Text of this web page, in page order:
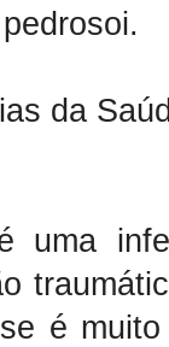
da
uma
é muito